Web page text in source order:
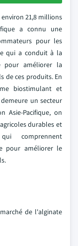
21,8 millions
a connu une
pour les
qui a conduit à la
pour améliorer la
de ces produits. En
biostimulant et
un secteur
Asie-Pacifique, on
durables et
comprennent
pour améliorer le
de l'alginate